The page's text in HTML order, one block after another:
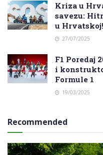
Kriza u
savezu:
u Hrvatskoj!
27/07/2025
F1 Poredaj
i
Formule 1
19/03/2025
Recommended